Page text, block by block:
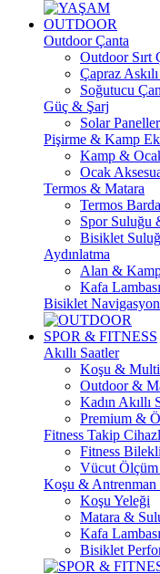
OUTDOOR
Outdoor Çanta
Outdoor Sırt
Çapraz
Soğutucu
Güç & Şarj
Solar
Pişirme & Kamp
Kamp &
Ocak
Termos & Matara
Termos
Spor Suluğu
Bisiklet
Aydınlatma
Alan &
Kafa Lambası
Bisiklet
SPOR & FITNESS
Akıllı Saatler
Koşu &
Outdoor &
Kadın Akıllı
Premium &
Fitness Takip
Fitness
Vücut
Koşu & Antrenman
Koşu Yeleği
Matara &
Kafa Lambası
Bisiklet